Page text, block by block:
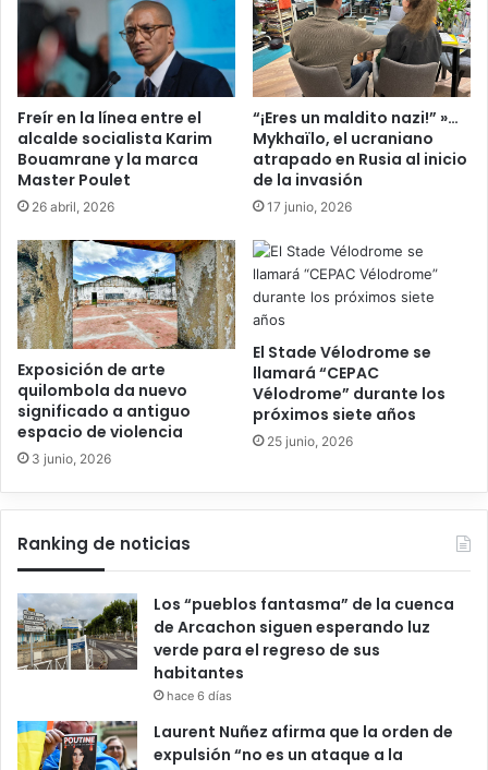
Freír en la línea entre el
alcalde socialista Karim
Bouamrane y la marca
Master Poulet
26 abril, 2026
“¡Eres un maldito nazi!” »…
Mykhaïlo, el ucraniano
atrapado en Rusia al inicio
de la invasión
17 junio, 2026
Exposición de arte
quilombola da nuevo
significado a antiguo
espacio de violencia
3 junio, 2026
El Stade Vélodrome se
llamará “CEPAC
Vélodrome” durante los
próximos siete años
25 junio, 2026
Ranking de noticias
Los “pueblos fantasma” de la cuenca
de Arcachon siguen esperando luz
verde para el regreso de sus
habitantes
hace 6 días
Laurent Nuñez afirma que la orden de
expulsión “no es un ataque a la